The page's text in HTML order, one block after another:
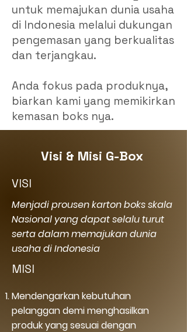
untuk memajukan dunia usaha
di Indonesia melalui dukungan
pengemasan yang berkualitas
dan terjangkau.
Anda fokus pada produknya,
biarkan kami yang memikirkan
kemasan boks nya.
Visi & Misi G-Box
VISI
Menjadi prousen karton boks skala
Nasional yang dapat selalu turut
serta dalam memajukan dunia
usaha di Indonesia
MISI
Mendengarkan kebutuhan
pelanggan demi menghasilkan
produk yang sesuai dengan